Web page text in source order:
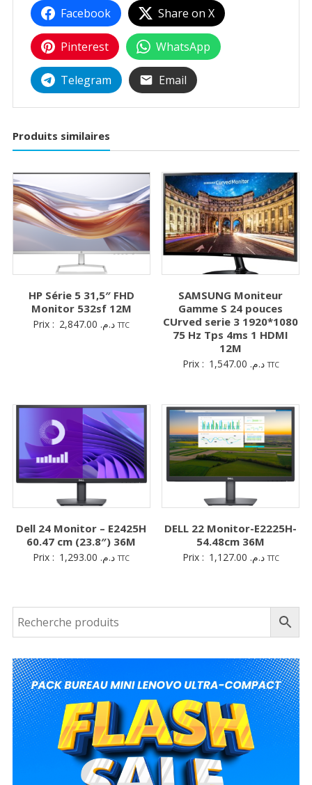
Facebook Share on X
Pinterest WhatsApp
Telegram Email
Produits similaires
HP Série 5 31,5″ FHD
Monitor 532sf 12M
Prix : د.م. TTC
SAMSUNG Moniteur
Gamme S 24 pouces
CUrved serie 3 1920*1080
75 Hz Tps 4ms 1 HDMI
12M
Prix : د.م. TTC
Dell 24 Monitor – E2425H
60.47 cm (23.8″) 36M
Prix : د.م. TTC
DELL 22 Monitor-E2225H-
54.48cm 36M
Prix : د.م. TTC